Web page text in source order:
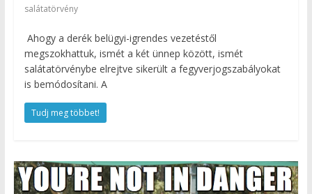
salátatörvény
Ahogy a derék belügyi-igrendes vezetéstől
megszokhattuk, ismét a két ünnep között, ismét
salátatörvénybe elrejtve sikerült a fegyverjogszabályokat
is bemódosítani. A
Tudj meg többet!